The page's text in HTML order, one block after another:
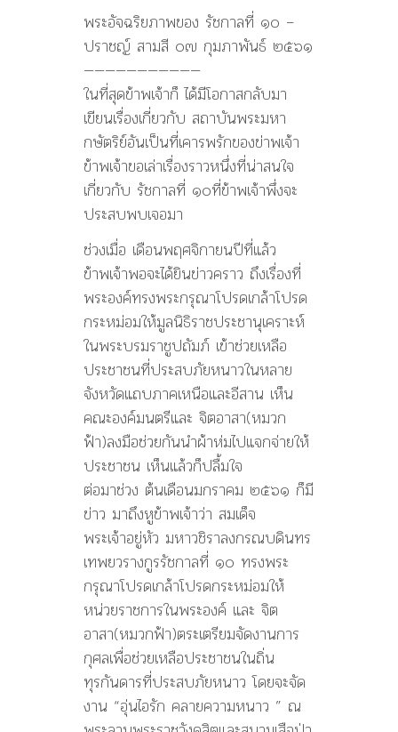
พระอัจฉริยภาพของ รัชกาลที่ ๑๐ –
ปราชญ์ สามสี ๐๗ กุมภาพันธ์ ๒๕๖๑
———————————
ในที่สุดข้าพเจ้าก็ ได้มีโอกาสกลับมา
เขียนเรื่องเกี่ยวกับ สถาบันพระมหา
กษัตริย์อันเป็นที่เคารพรักของข่าพเจ้า
ข้าพเจ้าขอเล่าเรื่องราวหนึ่งที่น่าสนใจ
เกี่ยวกับ รัชกาลที่ ๑๐ที่ข้าพเจ้าพึ่งจะ
ประสบพบเจอมา
ช่วงเมื่อ เดือนพฤศจิกายนปีที่แล้ว
ข้าพเจ้าพอจะได้ยินข่าวคราว ถึงเรื่องที่
พระองค์ทรงพระกรุณาโปรดเกล้าโปรด
กระหม่อมให้มูลนิธิราชประชานุเคราะห์
ในพระบรมราชูปถัมภ์ เข้าช่วยเหลือ
ประชาชนที่ประสบภัยหนาวในหลาย
จังหวัดแถบภาคเหนือและอีสาน เห็น
คณะองค์มนตรีและ จิตอาสา(หมวก
ฟ้า)ลงมือช่วยกันนำผ้าห่มไปแจกจ่ายให้
ประชาชน เห็นแล้วก็ปลื้มใจ
ต่อมาช่วง ต้นเดือนมกราคม ๒๕๖๑ ก็มี
ข่าว มาถึงหูข้าพเจ้าว่า สมเด็จ
พระเจ้าอยู่หัว มหาวชิราลงกรณบดินทร
เทพยวรางกูรรัชกาลที่ ๑๐ ทรงพระ
กรุณาโปรดเกล้าโปรดกระหม่อมให้
หน่วยราชการในพระองค์ และ จิต
อาสา(หมวกฟ้า)ตระเตรียมจัดงานการ
กุศลเพื่อช่วยเหลือประชาชนในถิ่น
ทุรกันดารที่ประสบภัยหนาว โดยจะจัด
งาน “อุ่นไอรัก คลายความหนาว ” ณ